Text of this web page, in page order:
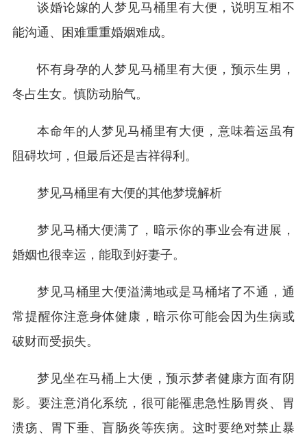
谈婚论嫁的人梦见马桶里有大便，说明互相不
能沟通、困难重重婚姻难成。
怀有身孕的人梦见马桶里有大便，预示生男，
冬占生女。慎防动胎气。
本命年的人梦见马桶里有大便，意味着运虽有
阻碍坎坷，但最后还是吉祥得利。
梦见马桶里有大便的其他梦境解析
梦见马桶大便满了，暗示你的事业会有进展，
婚姻也很幸运，能取到好妻子。
梦见马桶里大便溢满地或是马桶堵了不通，通
常提醒你注意身体健康，暗示你可能会因为生病或
破财而受损失。
梦见坐在马桶上大便，预示梦者健康方面有阴
影。要注意消化系统，很可能罹患急性肠胃炎、胃
溃疡、胃下垂、盲肠炎等疾病。这时要绝对禁止暴